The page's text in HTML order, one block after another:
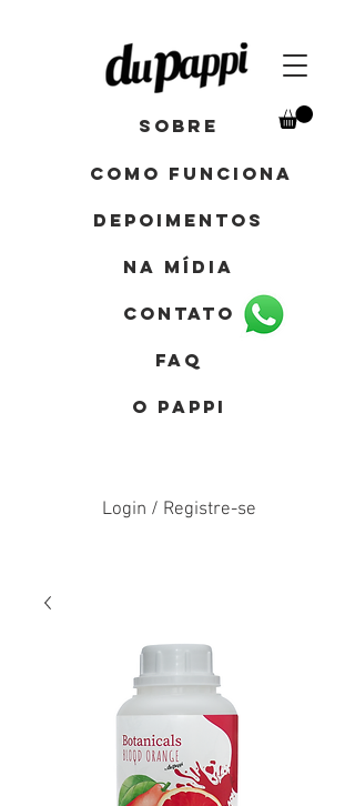
Sobre
como funciona
depoimentos
Na mídia
contato
FAQ
Login / Registre-se
o pappi